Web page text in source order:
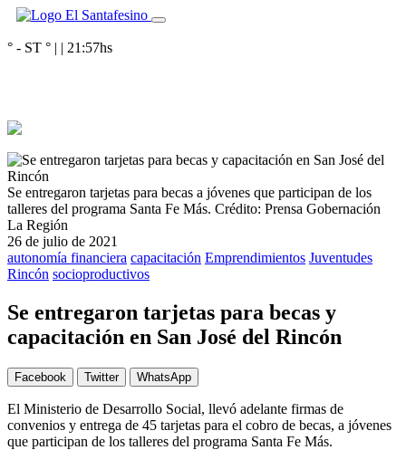
° - ST ° | | 21:57hs
Se entregaron tarjetas para becas a jóvenes que participan de los
talleres del programa Santa Fe Más. Crédito: Prensa Gobernación
La Región
26 de julio de 2021
autonomía financiera capacitación Emprendimientos Juventudes
Rincón socioproductivos
Se entregaron tarjetas para becas y
capacitación en San José del Rincón
Facebook Twitter WhatsApp
El Ministerio de Desarrollo Social, llevó adelante firmas de
convenios y entrega de 45 tarjetas para el cobro de becas, a jóvenes
que participan de los talleres del programa Santa Fe Más.